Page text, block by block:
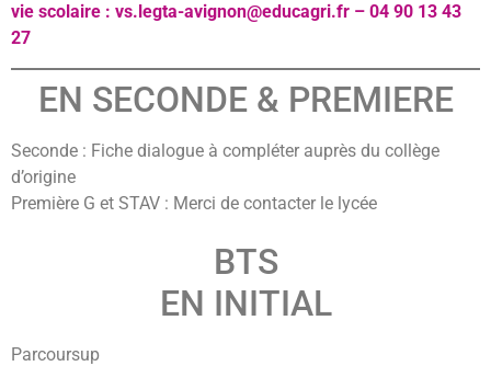
vie scolaire : vs.legta-avignon@educagri.fr – 04 90 13 43
27
EN SECONDE & PREMIERE
Seconde : Fiche dialogue à compléter auprès du collège
d’origine
Première G et STAV : Merci de contacter le lycée
BTS
EN INITIAL
Parcoursup